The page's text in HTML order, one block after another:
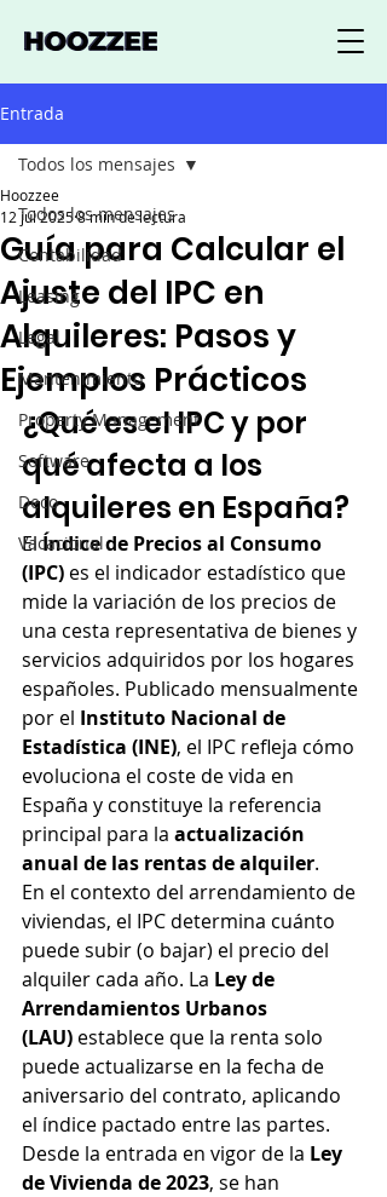
Entrada
Todos los mensajes
Contabilidad
Leasing
Legal
Mantenimiento
Property Management
Software
Deco
Vacacional
Todos los mensajes
Guía para Calcular el
Ajuste del IPC en
Alquileres: Pasos y
Ejemplos Prácticos
Hoozzee
12 jul 20258 min de lectura
¿Qué es el IPC y por
qué afecta a los
alquileres en España?
El Índice de Precios al Consumo
(IPC) es el indicador estadístico que
mide la variación de los precios de
una cesta representativa de bienes y
servicios adquiridos por los hogares
españoles. Publicado mensualmente
por el Instituto Nacional de
Estadística (INE), el IPC refleja cómo
evoluciona el coste de vida en
España y constituye la referencia
principal para la actualización
anual de las rentas de alquiler.
En el contexto del arrendamiento de
viviendas, el IPC determina cuánto
puede subir (o bajar) el precio del
alquiler cada año. La Ley de
Arrendamientos Urbanos
(LAU) establece que la renta solo
puede actualizarse en la fecha de
aniversario del contrato, aplicando
el índice pactado entre las partes.
Desde la entrada en vigor de la Ley
de Vivienda de 2023, se han